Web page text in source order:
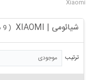
شیائومی | XIAOMI ( 9 محصول وجود دارد
ترتیب موجودی